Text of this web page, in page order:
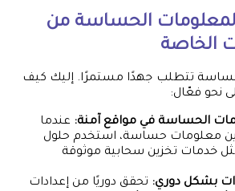
الحساسة من
الخاصة
تتطلب جهدًا مستمرًا. إليك كيف
نحو فعّال:
الحساسة في مواقع آمنة: عندما
معلومات حساسة، استخدم حلول
خدمات تخزين سحابية موثوقة
بشكل دوري: تحقق دوريًا من إعدادات